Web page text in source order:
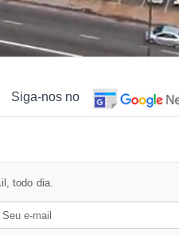
Siga-nos no
todo dia.